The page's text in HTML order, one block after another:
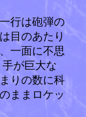
行は砲弾の
目のあたり
一面に不思
が巨大な
りの数に科
ままロケッ